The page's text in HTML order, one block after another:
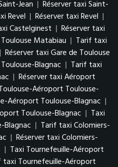
Jean | Réserver taxi Saint-
Revel | Réserver taxi Revel |
Castelginest | Réserver taxi
Matabiau | Tarif taxi
| Réserver taxi Gare de Toulouse
Blagnac | Tarif taxi
| Réserver taxi Aéroport
Aéroport Toulouse-
Aéroport Toulouse-Blagnac |
Toulouse-Blagnac | Taxi
Blagnac | Tarif taxi Colomiers-
| Réserver taxi Colomiers-
| Taxi Tournefeuille-Aéroport
taxi Tournefeuille-Aéroport